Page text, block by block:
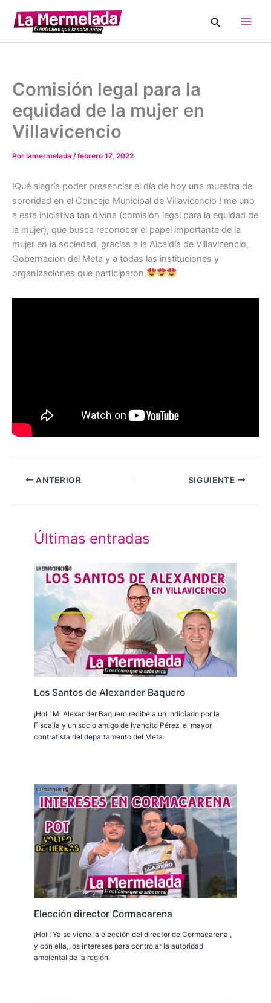
contenido
Buscar
Comisión legal para la
equidad de la mujer en
Villavicencio
Por lamermelada /febrero 17, 2022
!Qué alegría poder presenciar el día de hoy una muestra de
sororidad en el Concejo Municipal de Villavicencio ! me uno
a esta iniciativa tan divina (comisión legal para la equidad de
la mujer), que busca reconocer el papel importante de la
mujer en la sociedad, gracias a la Alcaldía de Villavicencio,
Gobernacion del Meta y a todas las instituciones y
organizaciones que participaron.
ANTERIOR SIGUIENTE
Últimas entradas
Los Santos de Alexander Baquero
¡Holi! Mi Alexander Baquero recibe a un indiciado por la
Fiscalía y un socio amigo de Ivancito Pérez, el mayor
contratista del departamento del Meta.
Elección director Cormacarena
¡Holi! Ya se viene la elección del director de Cormacarena ,
y con ella, los intereses para controlar la autoridad
ambiental de la región.